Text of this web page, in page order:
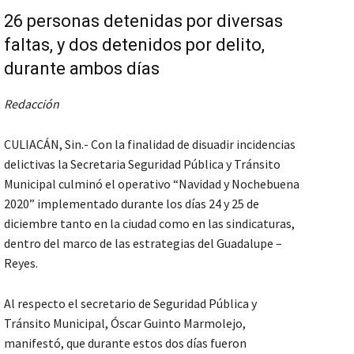
26 personas detenidas por diversas
faltas, y dos detenidos por delito,
durante ambos días
Redacción
CULIACÁN, Sin.- Con la finalidad de disuadir incidencias
delictivas la Secretaria Seguridad Pública y Tránsito
Municipal culminó el operativo “Navidad y Nochebuena
2020” implementado durante los días 24 y 25 de
diciembre tanto en la ciudad como en las sindicaturas,
dentro del marco de las estrategias del Guadalupe –
Reyes.
Al respecto el secretario de Seguridad Pública y
Tránsito Municipal, Óscar Guinto Marmolejo,
manifestó, que durante estos dos días fueron